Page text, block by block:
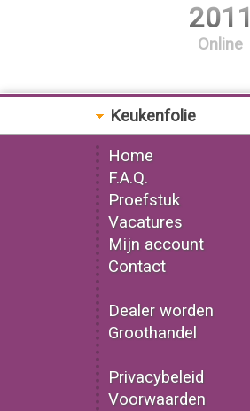
2011
Online
Keukenfolie
Home
F.A.Q.
Proefstuk
Vacatures
Mijn account
Contact
Dealer worden
Groothandel
Privacybeleid
Voorwaarden